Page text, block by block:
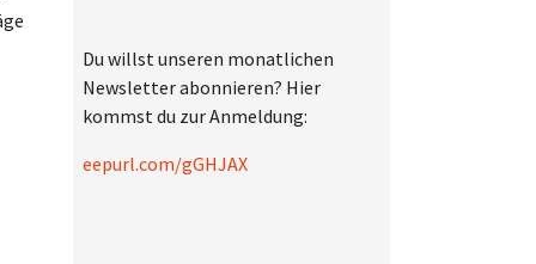
Du willst unseren monatlichen
Newsletter abonnieren? Hier
kommst du zur Anmeldung:
eepurl.com/gGHJAX